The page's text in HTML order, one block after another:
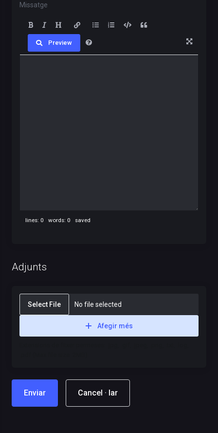
Missatge
Preview
lines: 0 words: 0 saved
Adjunts
Select File No file selected
Afegir més
Cancel · lar